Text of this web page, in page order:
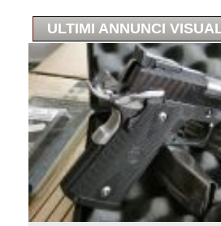
ULTIMI ANNUNCI